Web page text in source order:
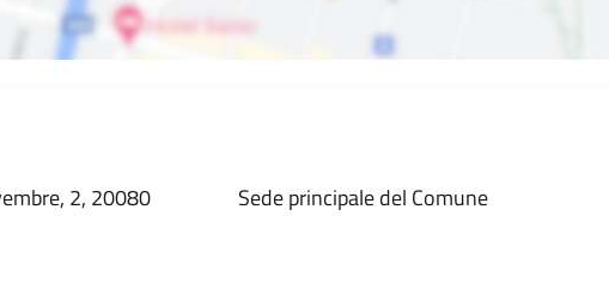
2, 20080
Sede principale del Comune